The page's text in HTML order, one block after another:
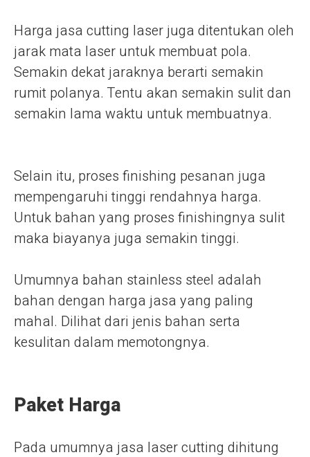
Harga jasa cutting laser juga ditentukan oleh
jarak mata laser untuk membuat pola.
Semakin dekat jaraknya berarti semakin
rumit polanya. Tentu akan semakin sulit dan
semakin lama waktu untuk membuatnya.
Selain itu, proses finishing pesanan juga
mempengaruhi tinggi rendahnya harga.
Untuk bahan yang proses finishingnya sulit
maka biayanya juga semakin tinggi.
Umumnya bahan stainless steel adalah
bahan dengan harga jasa yang paling
mahal. Dilihat dari jenis bahan serta
kesulitan dalam memotongnya.
Paket Harga
Pada umumnya jasa laser cutting dihitung